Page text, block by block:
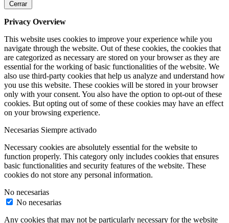
Cerrar
Privacy Overview
This website uses cookies to improve your experience while you
navigate through the website. Out of these cookies, the cookies that
are categorized as necessary are stored on your browser as they are
essential for the working of basic functionalities of the website. We
also use third-party cookies that help us analyze and understand how
you use this website. These cookies will be stored in your browser
only with your consent. You also have the option to opt-out of these
cookies. But opting out of some of these cookies may have an effect
on your browsing experience.
Necesarias Siempre activado
Necessary cookies are absolutely essential for the website to
function properly. This category only includes cookies that ensures
basic functionalities and security features of the website. These
cookies do not store any personal information.
No necesarias
No necesarias
Any cookies that may not be particularly necessary for the website